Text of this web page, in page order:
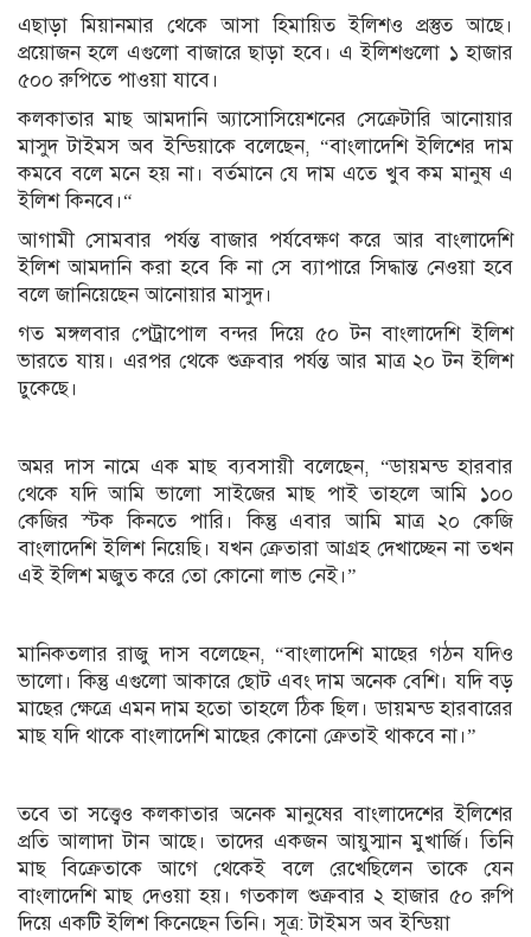
এছাড়া মিয়ানমার থেকে আসা হিমায়িত ইলিশও প্রস্তুত আছে।
প্রয়োজন হলে এগুলো বাজারে ছাড়া হবে। এ ইলিশগুলো ১ হাজার
৫০০ রুপিতে পাওয়া যাবে।
কলকাতার মাছ আমদানি অ্যাসোসিয়েশনের সেক্রেটারি আনোয়ার
মাসুদ টাইমস অব ইন্ডিয়াকে বলেছেন, “বাংলাদেশি ইলিশের দাম
কমবে বলে মনে হয় না। বর্তমানে যে দাম এতে খুব কম মানুষ এ
ইলিশ কিনবে।“
আগামী সোমবার পর্যন্ত বাজার পর্যবেক্ষণ করে আর বাংলাদেশি
ইলিশ আমদানি করা হবে কি না সে ব্যাপারে সিদ্ধান্ত নেওয়া হবে
বলে জানিয়েছেন আনোয়ার মাসুদ।
গত মঙ্গলবার পেট্রাপোল বন্দর দিয়ে ৫০ টন বাংলাদেশি ইলিশ
ভারতে যায়। এরপর থেকে শুক্রবার পর্যন্ত আর মাত্র ২০ টন ইলিশ
ঢুকেছে।
অমর দাস নামে এক মাছ ব্যবসায়ী বলেছেন, “ডায়মন্ড হারবার
থেকে যদি আমি ভালো সাইজের মাছ পাই তাহলে আমি ১০০
কেজির স্টক কিনতে পারি। কিন্তু এবার আমি মাত্র ২০ কেজি
বাংলাদেশি ইলিশ নিয়েছি। যখন ক্রেতারা আগ্রহ দেখাচ্ছেন না তখন
এই ইলিশ মজুত করে তো কোনো লাভ নেই।”
মানিকতলার রাজু দাস বলেছেন, “বাংলাদেশি মাছের গঠন যদিও
ভালো। কিন্তু এগুলো আকারে ছোট এবং দাম অনেক বেশি। যদি বড়
মাছের ক্ষেত্রে এমন দাম হতো তাহলে ঠিক ছিল। ডায়মন্ড হারবারের
মাছ যদি থাকে বাংলাদেশি মাছের কোনো ক্রেতাই থাকবে না।”
তবে তা সত্ত্বেও কলকাতার অনেক মানুষের বাংলাদেশের ইলিশের
প্রতি আলাদা টান আছে। তাদের একজন আয়ুস্মান মুখার্জি। তিনি
মাছ বিক্রেতাকে আগে থেকেই বলে রেখেছিলেন তাকে যেন
বাংলাদেশি মাছ দেওয়া হয়। গতকাল শুক্রবার ২ হাজার ৫০ রুপি
দিয়ে একটি ইলিশ কিনেছেন তিনি। সূত্র: টাইমস অব ইন্ডিয়া